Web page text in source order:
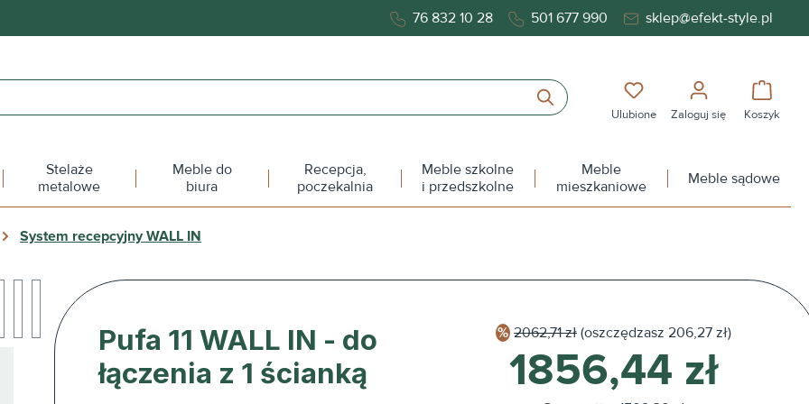
76 832 10 28 501 677 990 sklep@efekt-style.pl
Masz 0 przedmioty na
Ulubione Zaloguj się Koszyk
Stelaże
metalowe
Meble do
biura
Recepcja,
poczekalnia
Meble szkolne
i przedszkolne
Meble
mieszkaniowe
Meble sądowe
System recepcyjny WALL IN
Pufa 11 WALL IN - do
łączenia z 1 ścianką
2062,71 zł (oszczędzasz 206,27 zł)
1856,44 zł